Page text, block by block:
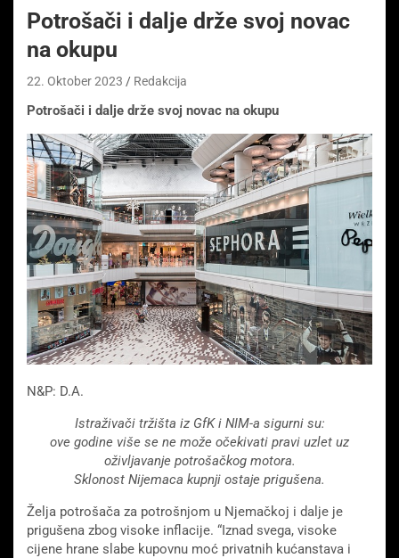
Potrošači i dalje drže svoj novac
na okupu
22. Oktober 2023 Redakcija
Potrošači i dalje drže svoj novac na okupu
N&P: D.A.
Istraživači tržišta iz GfK i NIM-a sigurni su:
ove godine više se ne može očekivati ​​pravi uzlet uz
oživljavanje potrošačkog motora.
Sklonost Nijemaca kupnji ostaje prigušena.
Želja potrošača za potrošnjom u Njemačkoj i dalje je
prigušena zbog visoke inflacije. “Iznad svega, visoke
cijene hrane slabe kupovnu moć privatnih kućanstava i